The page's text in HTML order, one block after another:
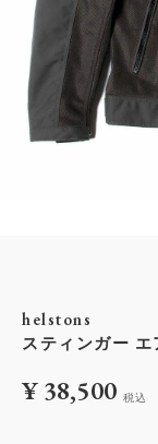
helstons
スティンガー エ
¥38,500 税込